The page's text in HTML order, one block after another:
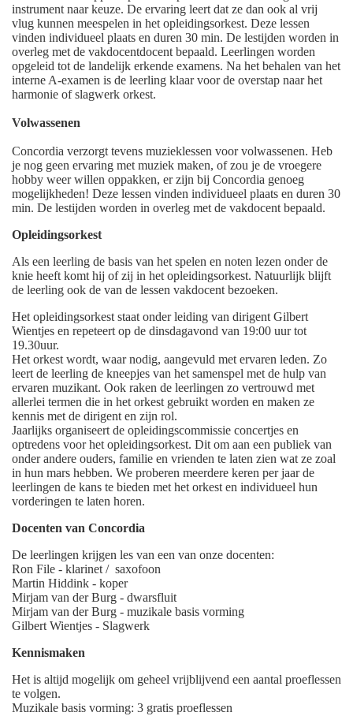
instrument naar keuze. De ervaring leert dat ze dan ook al vrij
vlug kunnen meespelen in het opleidingsorkest. Deze lessen
vinden individueel plaats en duren 30 min. De lestijden worden in
overleg met de vakdocentdocent bepaald. Leerlingen worden
opgeleid tot de landelijk erkende examens. Na het behalen van het
interne A-examen is de leerling klaar voor de overstap naar het
harmonie of slagwerk orkest.
Volwassenen
Concordia verzorgt tevens muzieklessen voor volwassenen. Heb
je nog geen ervaring met muziek maken, of zou je de vroegere
hobby weer willen oppakken, er zijn bij Concordia genoeg
mogelijkheden! Deze lessen vinden individueel plaats en duren 30
min. De lestijden worden in overleg met de vakdocent bepaald.
Opleidingsorkest
Als een leerling de basis van het spelen en noten lezen onder de
knie heeft komt hij of zij in het opleidingsorkest. Natuurlijk blijft
de leerling ook de van de lessen vakdocent bezoeken.
Het opleidingsorkest staat onder leiding van dirigent Gilbert
Wientjes en repeteert op de dinsdagavond van 19:00 uur tot
19.30uur.
Het orkest wordt, waar nodig, aangevuld met ervaren leden. Zo
leert de leerling de kneepjes van het samenspel met de hulp van
ervaren muzikant. Ook raken de leerlingen zo vertrouwd met
allerlei termen die in het orkest gebruikt worden en maken ze
kennis met de dirigent en zijn rol.
Jaarlijks organiseert de opleidingscommissie concertjes en
optredens voor het opleidingsorkest. Dit om aan een publiek van
onder andere ouders, familie en vrienden te laten zien wat ze zoal
in hun mars hebben. We proberen meerdere keren per jaar de
leerlingen de kans te bieden met het orkest en individueel hun
vorderingen te laten horen.
Docenten van Concordia
De leerlingen krijgen les van een van onze docenten:
Ron File - klarinet / saxofoon
Martin Hiddink - koper
Mirjam van der Burg - dwarsfluit
Mirjam van der Burg - muzikale basis vorming
Gilbert Wientjes - Slagwerk
Kennismaken
Het is altijd mogelijk om geheel vrijblijvend een aantal proeflessen
te volgen.
Muzikale basis vorming: 3 gratis proeflessen